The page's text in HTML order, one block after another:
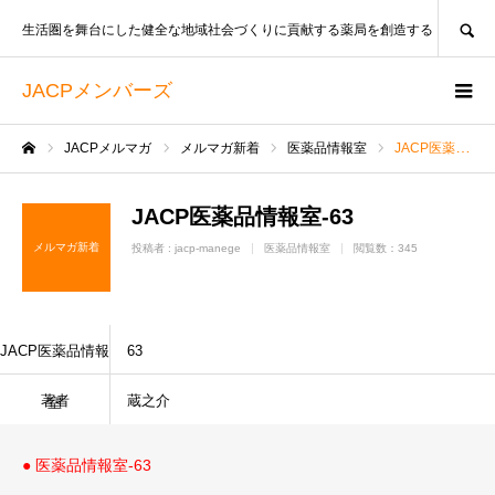
JACPメンバーズ
生活圏を舞台にした健全な地域社会づくりに貢献する薬局を創造する
JACPメルマガ メルマガ新着 医薬品情報室 JACP医薬品情報室-63
メルマガ新着
JACP医薬品情報室-63
投稿者 : jacp-manege 医薬品情報室 閲覧数：345
JACP医薬品情報
室
63
著者 蔵之介
● 医薬品情報室-63